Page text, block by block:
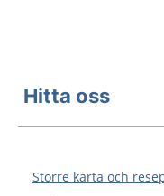
Hitta oss
Större karta och